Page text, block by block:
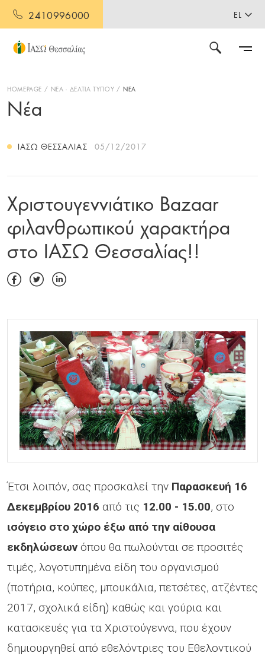
2410996000 EL
HOMEPAGE ΝΕΑ - ΔΕΛΤΙΑ ΤΥΠΟΥ ΝΕΑ
Νέα
ΙΑΣΩ ΘΕΣΣΑΛΊΑΣ 05/12/2017
Χριστουγεννιάτικο Bazaar
φιλανθρωπικού χαρακτήρα
στο ΙΑΣΩ Θεσσαλίας!!
Έτσι λοιπόν, σας προσκαλεί την Παρασκευή 16
Δεκεμβρίου 2016 από τις 12.00 - 15.00, στο
ισόγειο στο χώρο έξω από την αίθουσα
εκδηλώσεων όπου θα πωλούνται σε προσιτές
τιμές, λογοτυπημένα είδη του οργανισμού
(ποτήρια, κούπες, μπουκάλια, πετσέτες, ατζέντες
2017, σχολικά είδη) καθώς και γούρια και
κατασκευές για τα Χριστούγεννα, που έχουν
δημιουργηθεί από εθελόντριες του Εθελοντικού